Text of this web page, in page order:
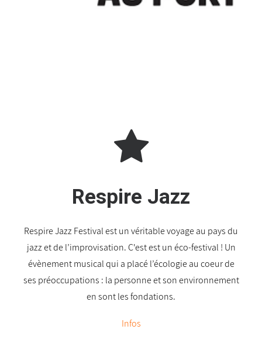
Respire Jazz
Respire Jazz Festival est un véritable voyage au pays du
jazz et de l’improvisation. C'est est un éco-festival ! Un
évènement musical qui a placé l’écologie au coeur de
ses préoccupations : la personne et son environnement
en sont les fondations.
Infos